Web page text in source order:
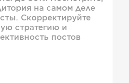
на самом деле
Скорректируйте
стратегию и
постов